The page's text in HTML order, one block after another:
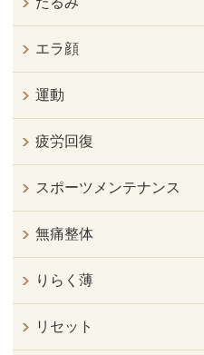
エラ顔
運動
疲労回復
スポーツメンテナンス
無痛整体
りらく薄
リセット